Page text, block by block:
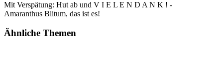
Mit Verspätung: Hut ab und V I E L E N D A N K ! -
Amaranthus Blitum, das ist es!
Ähnliche Themen